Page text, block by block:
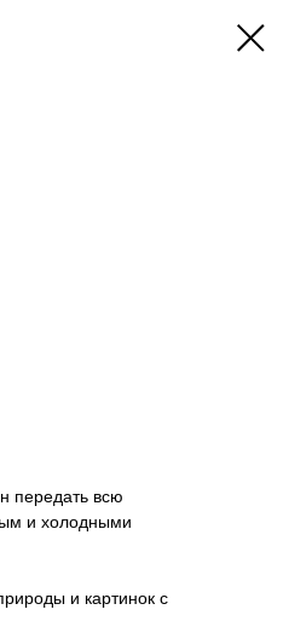
передать всю
и холодными
и картинок с